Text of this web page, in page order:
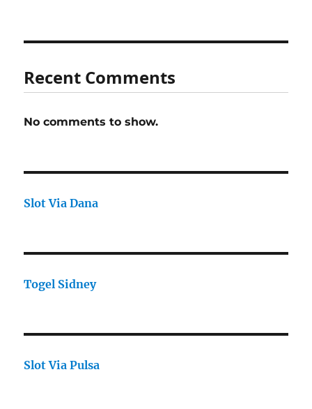
Recent Comments
No comments to show.
Slot Via Dana
Togel Sidney
Slot Via Pulsa